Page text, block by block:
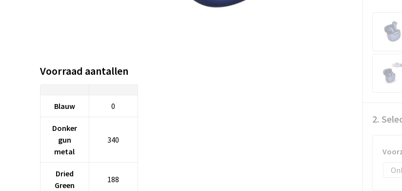
Voorraad aantallen
Blauw 0
Donker
gun
metal
340
Dried
Green
188
2.